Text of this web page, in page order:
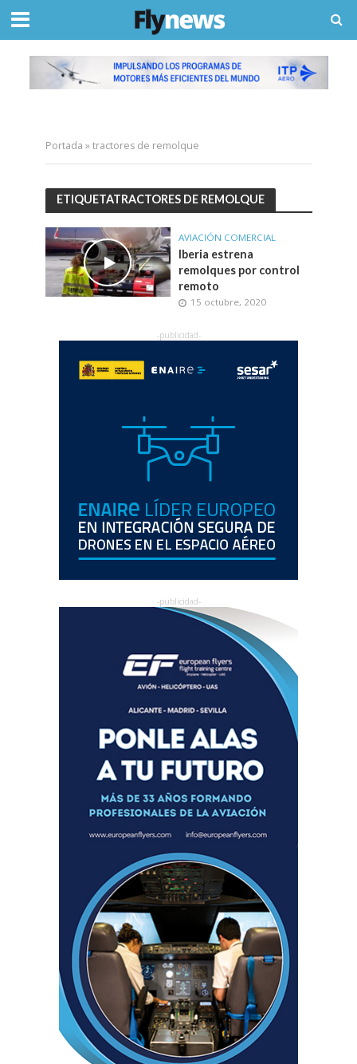
Portada »tractores de remolque
ETIQUETATRACTORES DE REMOLQUE
AVIACIÓN COMERCIAL
Iberia estrena
remolques por control
remoto
15 octubre, 2020